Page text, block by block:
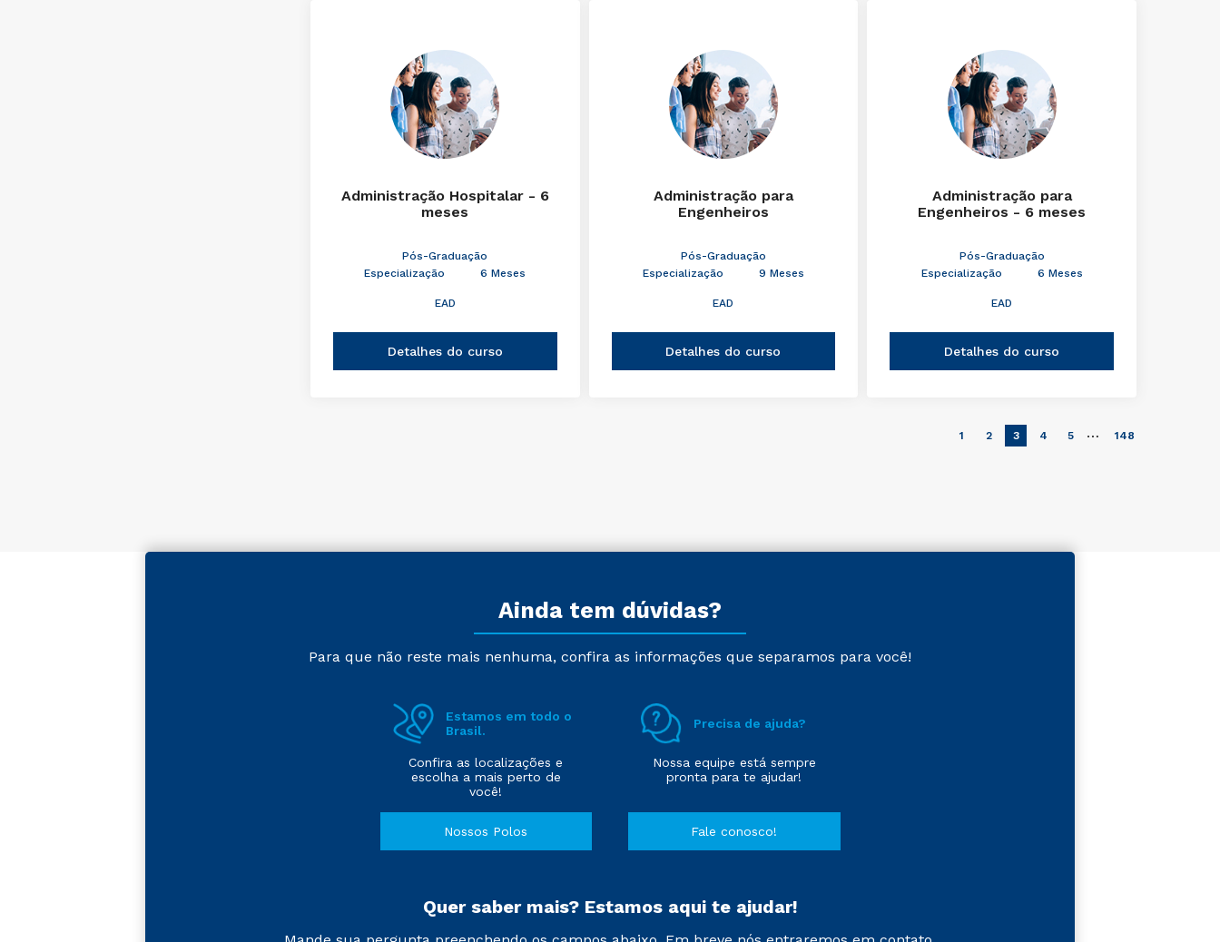
Administração Hospitalar - 6
meses
Pós-Graduação
Especialização
6 Meses
EAD
Detalhes do curso
Administração para
Engenheiros
Pós-Graduação
Especialização
9 Meses
EAD
Detalhes do curso
Administração para
Engenheiros - 6 meses
Pós-Graduação
Especialização
6 Meses
EAD
Detalhes do curso
1 2 3 4 5 … 148
Ainda tem dúvidas?
Para que não reste mais nenhuma, confira as informações que separamos para você!
Estamos em todo o
Brasil.
Confira as localizações e
escolha a mais perto de
você!
Nossos Polos
Precisa de ajuda?
Nossa equipe está sempre
pronta para te ajudar!
Fale conosco!
Quer saber mais? Estamos aqui te ajudar!